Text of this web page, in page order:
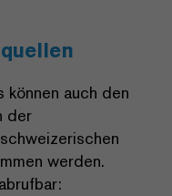
können auch den
der
werden.